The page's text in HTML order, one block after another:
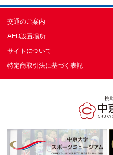
交通のご案内
AED設置場所
サイトについて
特定商取引法に基づく表記